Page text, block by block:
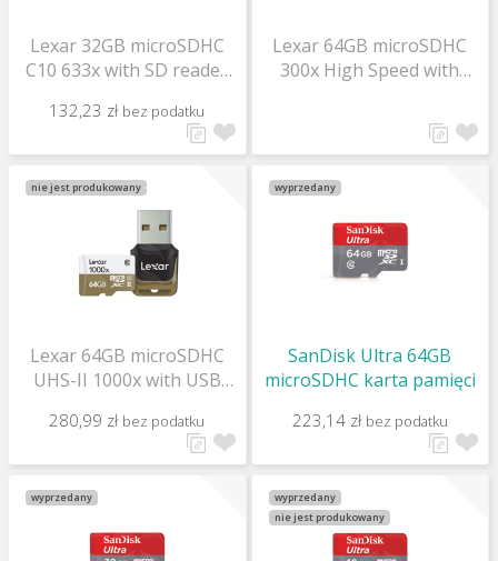
Lexar 32GB microSDHC
C10 633x with SD reader
132,23 zł bez podatku
Lexar 64GB microSDHC
300x High Speed with
nie jest produkowany
Lexar 64GB microSDHC
UHS-II 1000x with USB
280,99 zł bez podatku
wyprzedany
SanDisk Ultra 64GB
microSDHC karta pamięci
223,14 zł bez podatku
wyprzedany
wyprzedany
nie jest produkowany